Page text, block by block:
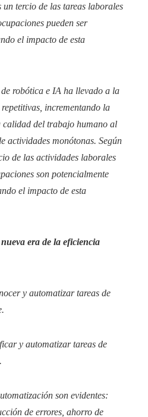
un tercio de las tareas laborales
pueden ser
el impacto de esta
robótica e IA ha llevado a la
incrementando la
del trabajo humano al
actividades monótonas. Según
de las actividades laborales
son potencialmente
el impacto de esta
era de la eficiencia
y automatizar tareas de
y automatizar tareas de
son evidentes:
de errores, ahorro de